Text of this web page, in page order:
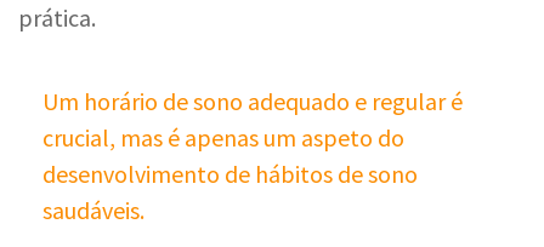
prática.
Um horário de sono adequado e regular é
crucial, mas é apenas um aspeto do
desenvolvimento de hábitos de sono
saudáveis.